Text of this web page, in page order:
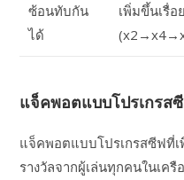
ซ้อนทับกัน
ได้
เพิ่มขึ้นเรื่อ
แจ็คพอตแบบโปรเกรส
แจ็คพอตแบบโปรเกรสซีฟที่เ
รางวัลจากผู้เล่นทุกคนในเค